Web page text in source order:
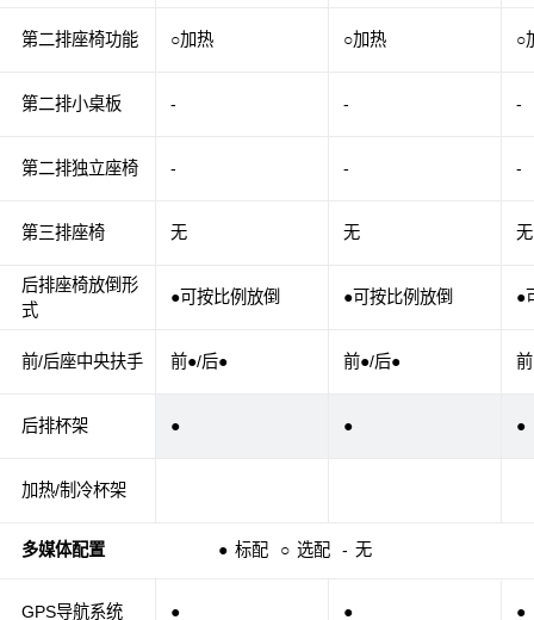
第二排座椅功能
第二排小桌板
第二排独立座椅
第三排座椅
后排座椅放倒形
式
前/后座中央扶手
后排杯架
加热/制冷杯架
多媒体配置 ● 标配 ○ 选配 - 无
GPS导航系统
○加热 ○加热 ○
- - -
- - -
无 无 无
●可按比例放倒 ●可按比例放倒 ●
前●/后● 前●/后●
● ● ●
● ● ●